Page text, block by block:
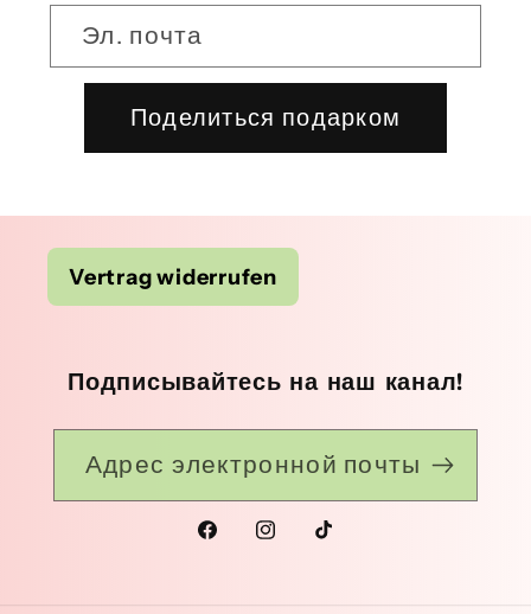
Эл. почта
Поделиться подарком
Vertrag widerrufen
Подписывайтесь на наш канал!
Адрес электронной почты
FacebookInstagram
TikTok